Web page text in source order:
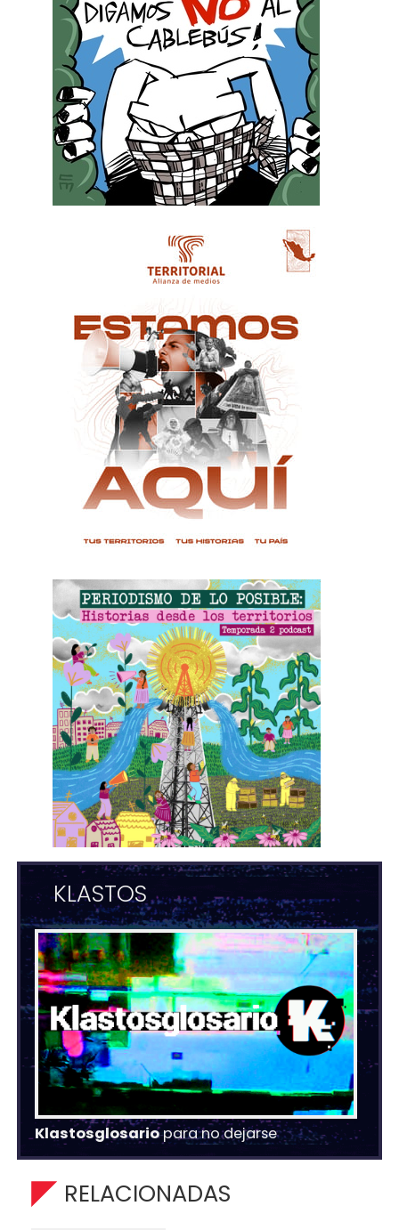
KLASTOS
Klastosglosariopara no dejarse
RELACIONADAS